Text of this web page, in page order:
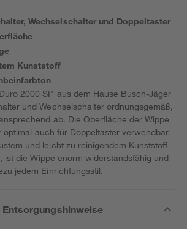
Wechselschalter und Doppeltaster
Kunststoff
2000 SI" aus dem Hause Busch-Jäger
und Wechselschalter ordnungsgemäß,
ab. Die Oberfläche der Wippe
optimal auch für Doppeltaster verwendbar.
und leicht zu reinigendem Kunststoff
ist die Wippe enorm widerstandsfähig und
jedem Einrichtungsstil.